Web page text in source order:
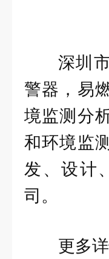
深圳
警器，易
境监测分
和环境监
发、设计
司。
更多